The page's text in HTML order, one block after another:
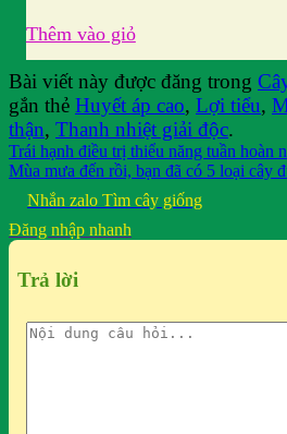
Thêm vào giỏ
Bài viết này được đăng trong
gắn thẻ Huyết áp cao, Lợi tiểu,
thận, Thanh nhiệt giải độc.
Trái hạnh điều trị thiểu năng tuần hoàn
Mùa mưa đến rồi, bạn đã có 5 loại cây
Nhắn zalo Tìm cây giống
Đăng nhập nhanh
Trả lời